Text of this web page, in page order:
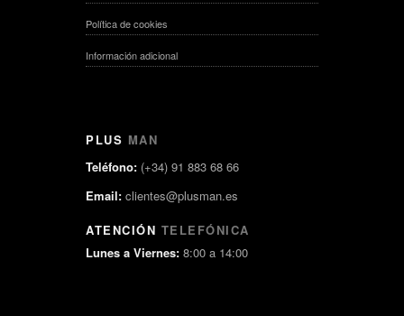
Política de cookies
Información adicional
PLUS MAN
Teléfono: (+34) 91 883 68 66
Email: clientes@plusman.es
ATENCIÓN TELEFÓNICA
Lunes a Viernes: 8:00 a 14:00